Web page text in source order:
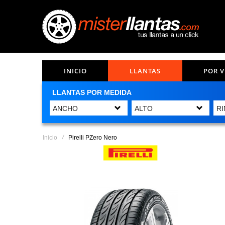
INICIO LLANTAS POR
LLANTAS POR MEDIDA
Inicio Pirelli PZero Nero